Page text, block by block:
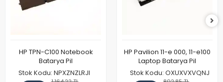
HP TPN-C100 Notebook
Batarya Pil
Stok Kodu: NPXZNZLRJI
HP Pavilion 11-e 000, 11-e100
Laptop Batarya Pil
Stok Kodu: OXUXVXVQNJ